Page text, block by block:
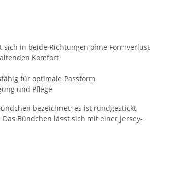
sich in beide Richtungen ohne Formverlust
Komfort
für optimale Passform
und Pflege
bezeichnet; es ist rundgestickt
Bündchen lässt sich mit einer Jersey-